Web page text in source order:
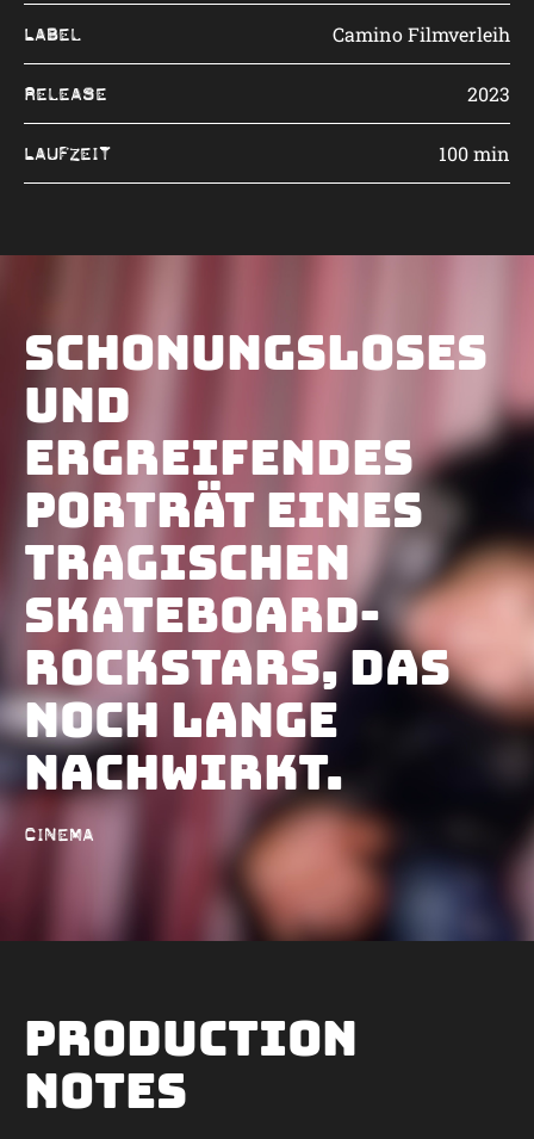
Label Camino Filmverleih
Release 2023
Laufzeit 100 min
Schonungsloses
und
ergreifendes
Porträt eines
tragischen
Skateboard-
Rockstars, das
noch lange
nachwirkt.
Cinema
Production
Notes